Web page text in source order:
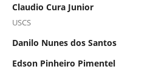
Claudio Cura Junior
USCS
Danilo Nunes dos Santos
Edson Pinheiro Pimentel